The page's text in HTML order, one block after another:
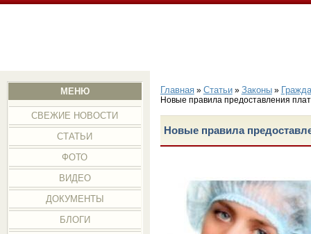
МЕНЮ
СВЕЖИЕ НОВОСТИ
СТАТЬИ
ФОТО
ВИДЕО
ДОКУМЕНТЫ
БЛОГИ
Главная» Статьи» Законы»
Новые правила предоставления
Новые правила